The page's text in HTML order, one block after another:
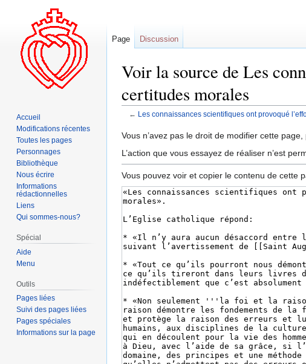
Voir la source de Les
certitudes morales
← Les connaissances scientifiques ont provoqué
Aller
à
navigation
Aller
à
recherche
Vous n’avez pas le droit de modifier cette
L’action que vous essayez de réaliser n’est
Vous pouvez voir et copier le contenu de cette
Page Discussion
Accueil
Modifications récentes
Toutes les pages
Personnages
Bibliothèque
Nous écrire
Informations
rédactionnelles
Liens
Qui sommes-nous?
Spécial
Aide
Menu
Outils
Pages liées
Suivi des pages liées
Pages spéciales
Informations sur la page